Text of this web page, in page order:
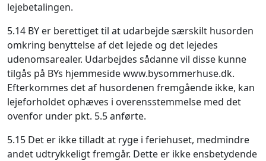
lejebetalingen.
5.14 BY er berettiget til at udarbejde særskilt husorden
omkring benyttelse af det lejede og det lejedes
udenomsarealer. Udarbejdes sådanne vil disse kunne
tilgås på BYs hjemmeside www.bysommerhuse.dk.
Efterkommes det af husordenen fremgående ikke, kan
lejeforholdet ophæves i overensstemmelse med det
ovenfor under pkt. 5.5 anførte.
5.15 Det er ikke tilladt at ryge i feriehuset, medmindre
andet udtrykkeligt fremgår. Dette er ikke ensbetydende